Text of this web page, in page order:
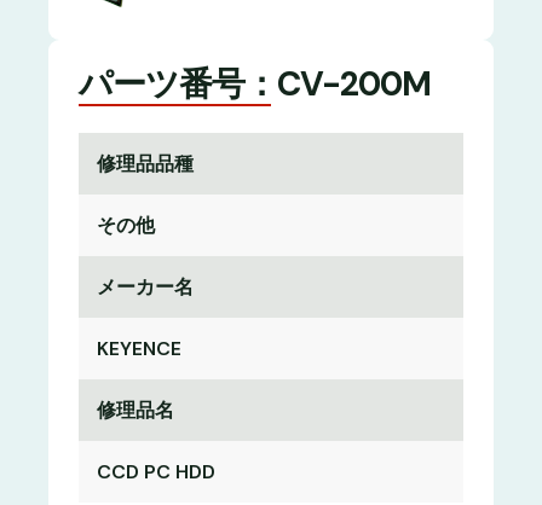
パーツ番号：CV-200M
修理品品種
その他
メーカー名
KEYENCE
修理品名
CCD PC HDD